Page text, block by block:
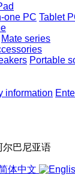
one PC Tablet
Mate series
Portable
information
尔巴尼亚语
体中文